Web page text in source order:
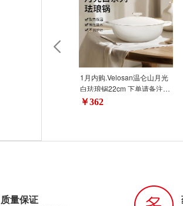
1月内购.Velosan温仑山月光
白珐琅锅22cm 下单请备注颜
色：白色/绿色/粉色/紫色，无
￥362
质量保证